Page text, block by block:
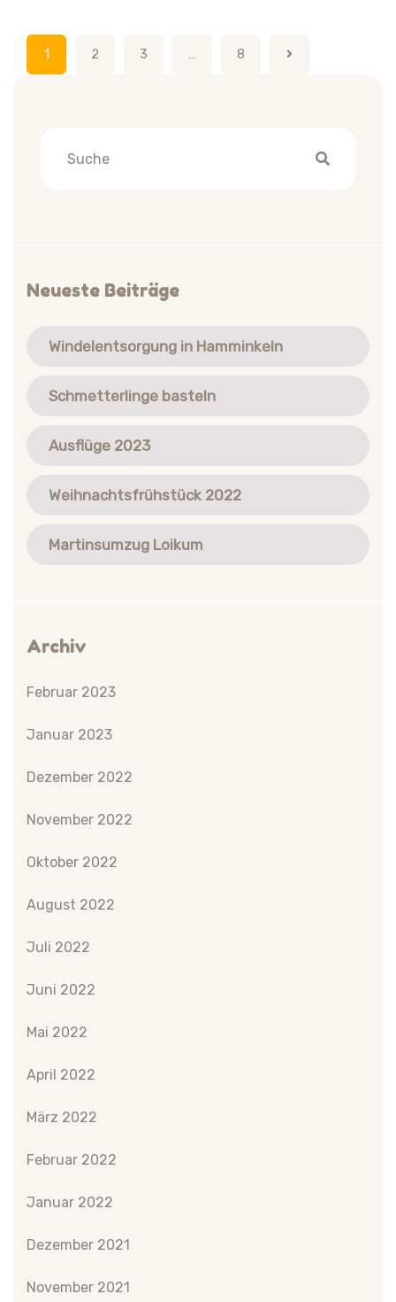
Seitennummerierung
der
1 2 3 … 8
Neueste Beiträge
Windelentsorgung in Hamminkeln
Schmetterlinge basteln
Ausflüge 2023
Weihnachtsfrühstück 2022
Martinsumzug Loikum
Archiv
Februar 2023
Januar 2023
Dezember 2022
November 2022
Oktober 2022
August 2022
Juli 2022
Juni 2022
Mai 2022
April 2022
März 2022
Februar 2022
Januar 2022
Dezember 2021
November 2021